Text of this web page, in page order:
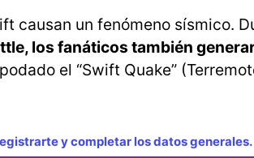
causan un fenómeno sísmico.
los fanáticos también
el “Swift Quake”
y completar los datos generales.